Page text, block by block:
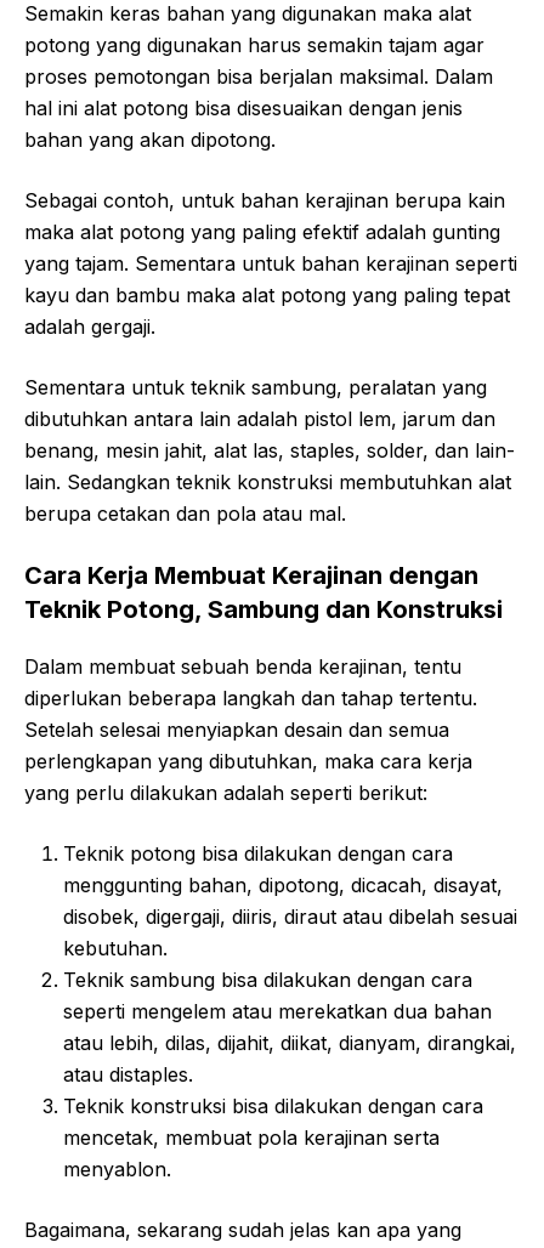
Semakin keras bahan yang digunakan maka alat
potong yang digunakan harus semakin tajam agar
proses pemotongan bisa berjalan maksimal. Dalam
hal ini alat potong bisa disesuaikan dengan jenis
bahan yang akan dipotong.
Sebagai contoh, untuk bahan kerajinan berupa kain
maka alat potong yang paling efektif adalah gunting
yang tajam. Sementara untuk bahan kerajinan seperti
kayu dan bambu maka alat potong yang paling tepat
adalah gergaji.
Sementara untuk teknik sambung, peralatan yang
dibutuhkan antara lain adalah pistol lem, jarum dan
benang, mesin jahit, alat las, staples, solder, dan lain-
lain. Sedangkan teknik konstruksi membutuhkan alat
berupa cetakan dan pola atau mal.
Cara Kerja Membuat Kerajinan dengan
Teknik Potong, Sambung dan Konstruksi
Dalam membuat sebuah benda kerajinan, tentu
diperlukan beberapa langkah dan tahap tertentu.
Setelah selesai menyiapkan desain dan semua
perlengkapan yang dibutuhkan, maka cara kerja
yang perlu dilakukan adalah seperti berikut:
Teknik potong bisa dilakukan dengan cara
menggunting bahan, dipotong, dicacah, disayat,
disobek, digergaji, diiris, diraut atau dibelah sesuai
kebutuhan.
Teknik sambung bisa dilakukan dengan cara
seperti mengelem atau merekatkan dua bahan
atau lebih, dilas, dijahit, diikat, dianyam, dirangkai,
atau distaples.
Teknik konstruksi bisa dilakukan dengan cara
mencetak, membuat pola kerajinan serta
menyablon.
Bagaimana, sekarang sudah jelas kan apa yang